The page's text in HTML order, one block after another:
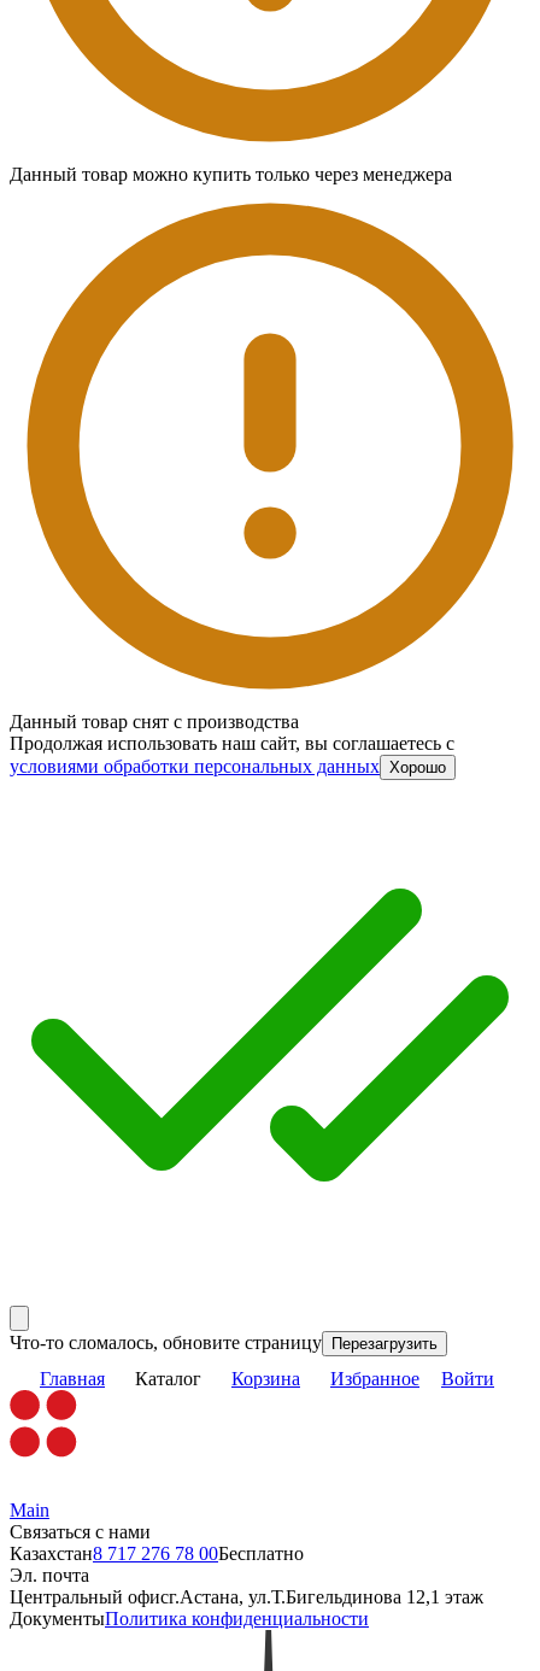
Данный товар можно купить только через менеджера
Данный товар снят с производства
Продолжая использовать наш сайт, вы соглашаетесь c
условиями обработки персональных данных Хорошо
Что-то сломалось, обновите страницу Перезагрузить
Главная Каталог Корзина Избранное Войти
Main
Связаться с нами
Казахстан8 717 276 78 00Бесплатно
Эл. почта
Центральный офисг.Астана, ул.Т.Бигельдинова 12,1 этаж
ДокументыПолитика конфиденциальности